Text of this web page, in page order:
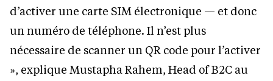
d’activer une carte SIM électronique — et donc
un numéro de téléphone. Il n’est plus
nécessaire de scanner un QR code pour l’activer
», explique Mustapha Rahem, Head of B2C au